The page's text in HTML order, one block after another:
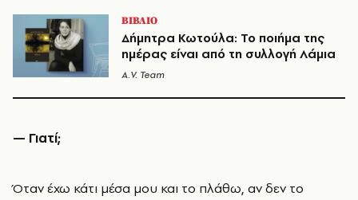
ΒΙΒΛΙΟ
Δήμητρα Κωτούλα: Το ποιήμα της
ημέρας είναι από τη συλλογή Λάμια
A.V. Team
— Γιατί;
Όταν έχω κάτι μέσα μου και το πλάθω, αν δεν το